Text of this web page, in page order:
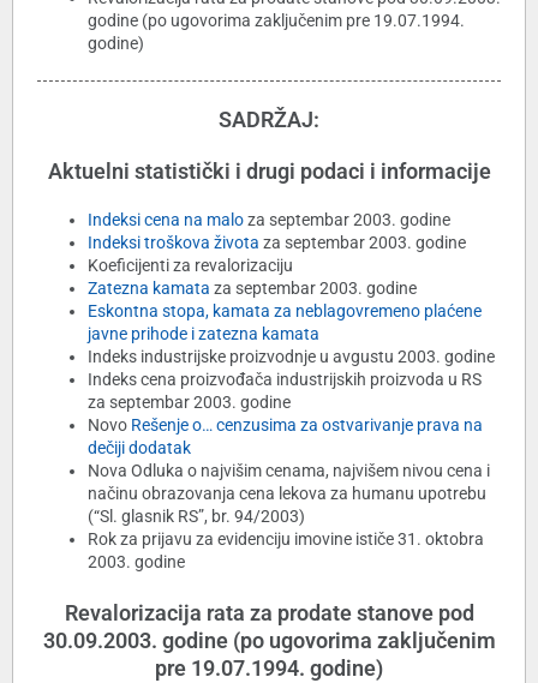
godine (po ugovorima zaključenim pre 19.07.1994.
godine)
SADRŽAJ:
Aktuelni statistički i drugi podaci i informacije
Indeksi cena na maloza septembar 2003. godine
Indeksi troškova života za septembar 2003. godine
Koeficijenti za revalorizaciju
Zatezna kamata za septembar 2003. godine
Eskontna stopa, kamata za neblagovremeno plaćene
javne prihode i zatezna kamata
Indeks industrijske proizvodnje u avgustu 2003. godine
Indeks cena proizvođača industrijskih proizvoda u RS
za septembar 2003. godine
Novo Rešenje o… cenzusima za ostvarivanje prava na
dečiji dodatak
Nova Odluka o najvišim cenama, najvišem nivou cena i
načinu obrazovanja cena lekova za humanu upotrebu
(“Sl. glasnik RS”, br. 94/2003)
Rok za prijavu za evidenciju imovine ističe 31. oktobra
2003. godine
Revalorizacija rata za prodate stanove pod
30.09.2003. godine (po ugovorima zaključenim
pre 19.07.1994. godine)